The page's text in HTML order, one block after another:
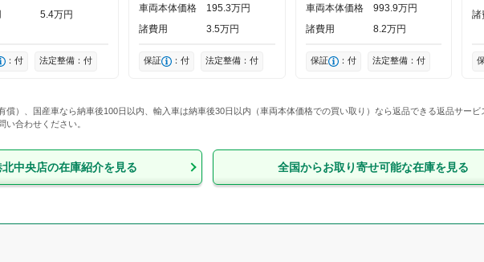
5 4万円
：付 法定整備：付
車両本体価格 195 3万円
諸費用
3 5万円
保証 ：付 法定整備：付
車両本体価格 993 9万円
諸費用
8 2万円
保証 ：付 法定整備：付
諸
償）、国産車なら納車後100日以内、輸入車は納車後30日以内（車両本体価格での買い取り）なら返品できる返品サー
い合わせください。
中央店の在庫紹介を見る 全国からお取り寄せ可能な在庫を見る